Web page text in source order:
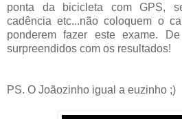
ponta da bicicleta com GPS,
cadência etc...não coloquem o
ponderem fazer este exame.
surpreendidos com os resultados!
PS. O Joãozinho igual a euzinho ;)